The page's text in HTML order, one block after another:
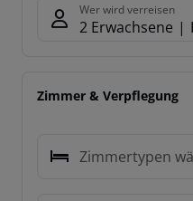
Wer wird verreisen
2 Erwachsene
Zimmer & Verpflegung
Zimmertypen